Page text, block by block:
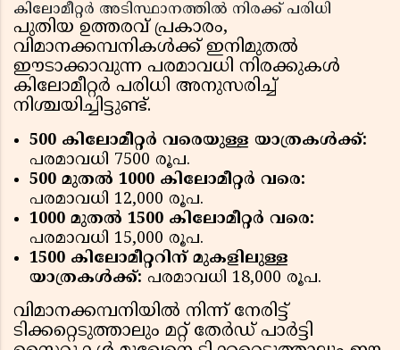
കിലോമീറ്റർ അടിസ്ഥാനത്തിൽ നിരക്ക് പരിധി
പുതിയ ഉത്തരവ് പ്രകാരം,
വിമാനക്കമ്പനികൾക്ക് ഇനിമുതൽ
ഈടാക്കാവുന്ന പരമാവധി നിരക്കുകൾ
കിലോമീറ്റർ പരിധി അനുസരിച്ച്
നിശ്ചയിച്ചിട്ടുണ്ട്.
500 കിലോമീറ്റർ വരെയുള്ള യാത്രകൾക്ക്:
പരമാവധി 7500 രൂപ.
500 മുതൽ 1000 കിലോമീറ്റർ വരെ:
പരമാവധി 12,000 രൂപ.
1000 മുതൽ 1500 കിലോമീറ്റർ വരെ:
പരമാവധി 15,000 രൂപ.
1500 കിലോമീറ്ററിന് മുകളിലുള്ള
യാത്രകൾക്ക്: പരമാവധി 18,000 രൂപ.
വിമാനക്കമ്പനിയിൽ നിന്ന് നേരിട്ട്
ടിക്കറ്റെടുത്താലും മറ്റ് തേർഡ് പാർട്ടി